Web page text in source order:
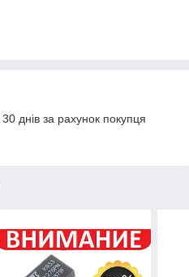
днів за рахунок покупця